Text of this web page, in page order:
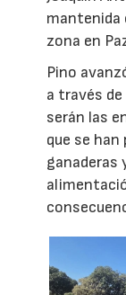
mantenida
zona en
Pino
a través
serán las
que se
ganaderas